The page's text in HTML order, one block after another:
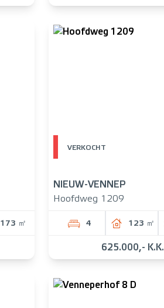
173 ㎡
VERKOCHT
NIEUW-VENNEP
Hoofdweg 1209
4 123 ㎡
625.000,- K.K.